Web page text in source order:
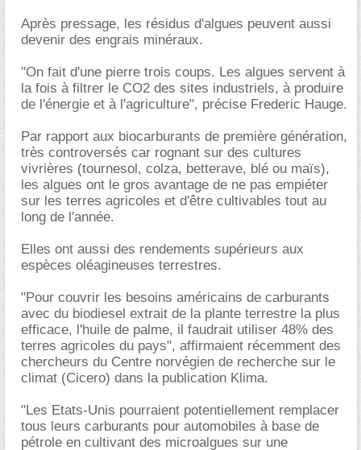
Après pressage, les résidus d'algues peuvent aussi
devenir des engrais minéraux.
"On fait d'une pierre trois coups. Les algues servent à
la fois à filtrer le CO2 des sites industriels, à produire
de l'énergie et à l'agriculture", précise Frederic Hauge.
Par rapport aux biocarburants de première génération,
très controversés car rognant sur des cultures
vivrières (tournesol, colza, betterave, blé ou maïs),
les algues ont le gros avantage de ne pas empiéter
sur les terres agricoles et d'être cultivables tout au
long de l'année.
Elles ont aussi des rendements supérieurs aux
espèces oléagineuses terrestres.
"Pour couvrir les besoins américains de carburants
avec du biodiesel extrait de la plante terrestre la plus
efficace, l'huile de palme, il faudrait utiliser 48% des
terres agricoles du pays", affirmaient récemment des
chercheurs du Centre norvégien de recherche sur le
climat (Cicero) dans la publication Klima.
"Les Etats-Unis pourraient potentiellement remplacer
tous leurs carburants pour automobiles à base de
pétrole en cultivant des microalgues sur une